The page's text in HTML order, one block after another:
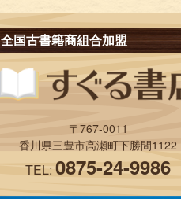
全国古書籍商組合加盟
〒767-0011
香川県三豊市高瀬町下勝間1122
TEL:0875-24-9986